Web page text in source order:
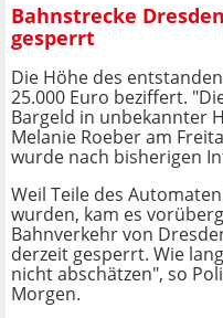
Bahnstrecke
gesperrt
Die Höhe des
25.000 Euro beziffert.
Bargeld in unbekannter
Melanie Roeber am
wurde nach bisherigen
Weil Teile des
wurden, kam es
Bahnverkehr von
derzeit gesperrt. Wie
nicht abschätzen", so
Morgen.